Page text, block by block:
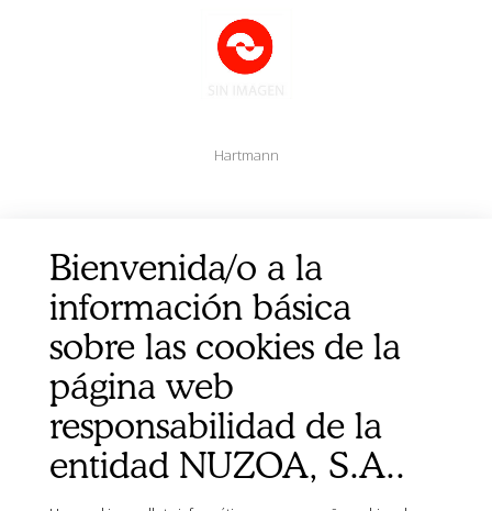
Hartmann
Bienvenida/o a la
información básica
sobre las cookies de la
página web
responsabilidad de la
entidad NUZOA, S.A..